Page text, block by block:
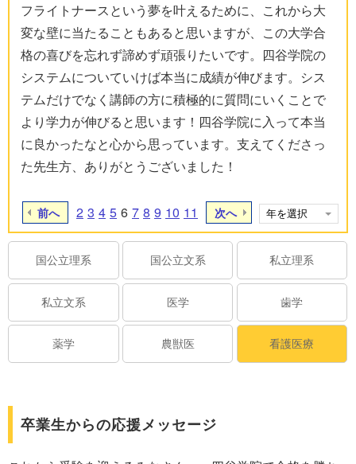
フライトナースという夢を叶えるために、これから大
変な壁に当たることもあると思いますが、この大学合
格の喜びを忘れず諦めず頑張りたいです。四谷学院の
システムについていけば本当に成績が伸びます。シス
テムだけでなく講師の方に積極的に質問にいくことで
より学力が伸びると思います！四谷学院に入って本当
に良かったなと心から思っています。支えてくださっ
た先生方、ありがとうございました！
前へ 2 3 4 5 6 7 8 9 10 11 次へ
国公立理系 国公立文系 私立理系
私立文系 医学 歯学
薬学 農獣医 看護医療
卒業生からの応援メッセージ